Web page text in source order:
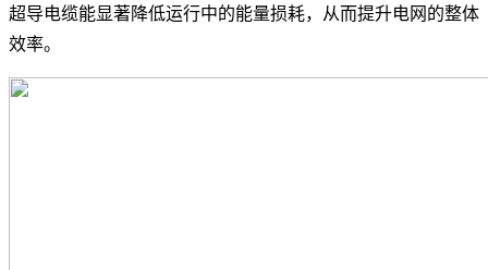
超导电缆能显著降低运行中的能量损耗，从而提升电网的整体
效率。